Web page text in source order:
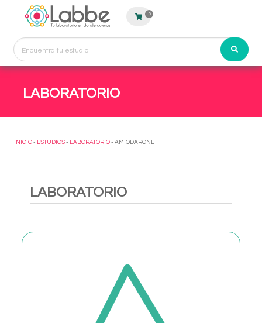
0
LABORATORIO
INICIO - ESTUDIOS - LABORATORIO - AMIODARONE
LABORATORIO